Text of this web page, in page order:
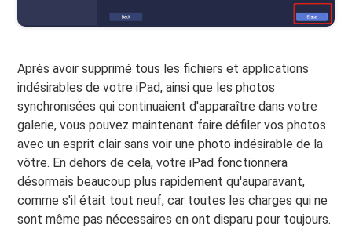
Après avoir supprimé tous les fichiers et applications
indésirables de votre iPad, ainsi que les photos
synchronisées qui continuaient d'apparaître dans votre
galerie, vous pouvez maintenant faire défiler vos photos
avec un esprit clair sans voir une photo indésirable de la
vôtre. En dehors de cela, votre iPad fonctionnera
désormais beaucoup plus rapidement qu'auparavant,
comme s'il était tout neuf, car toutes les charges qui ne
sont même pas nécessaires en ont disparu pour toujours.